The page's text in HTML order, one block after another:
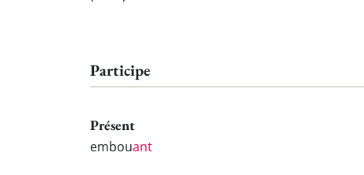
Participe
Présent
embouant